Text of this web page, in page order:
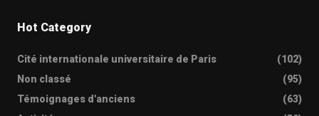
Hot Category
Cité internationale universitaire de Paris
(102)
Non classé
(95)
Témoignages d'anciens
(63)